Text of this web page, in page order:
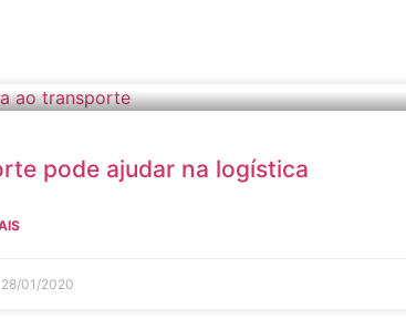
pode ajudar na logística
28/01/2020